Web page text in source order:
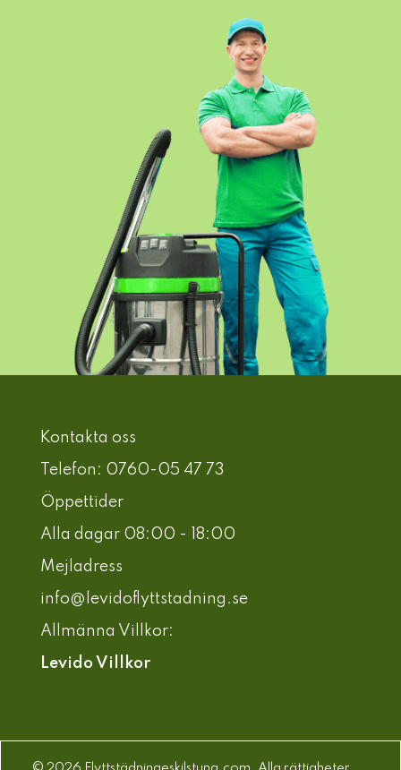
Kontakta oss
Telefon: 0760-05 47 73
Öppettider
Alla dagar 08:00 - 18:00
Mejladress
info@levidoflyttstadning.se
Allmänna Villkor:
Levido Villkor